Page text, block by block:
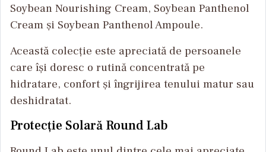
Soybean Nourishing Cream, Soybean Panthenol
Cream și Soybean Panthenol Ampoule.
Această colecție este apreciată de persoanele
care își doresc o rutină concentrată pe
hidratare, confort și îngrijirea tenului matur sau
deshidratat.
Protecție Solară Round Lab